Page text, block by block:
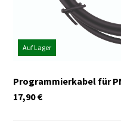
Auf Lager
Programmierkabel für
€
17,90